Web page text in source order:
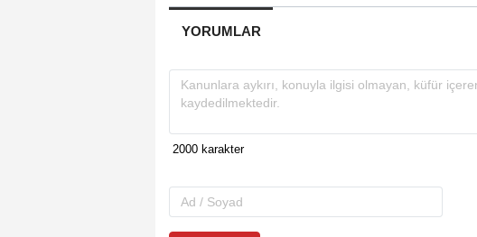
YORUMLAR